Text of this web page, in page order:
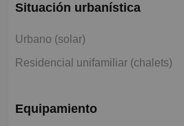
Situación urbanística
Urbano (solar)
Residencial unifamiliar (chalets)
Equipamiento